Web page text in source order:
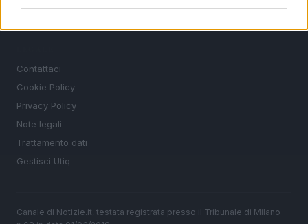
Contattaci
Cookie Policy
Privacy Policy
Note legali
Trattamento dati
Gestisci Utiq
Canale di Notizie.it, testata registrata presso il Tribunale di Milano